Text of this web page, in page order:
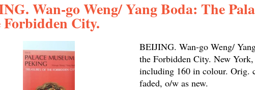
Wan-go Weng/ Yang Boda: The
Forbidden City.
BEIJING. Wan-go Weng/
the Forbidden City. New York,
including 160 in colour. Orig.
faded,